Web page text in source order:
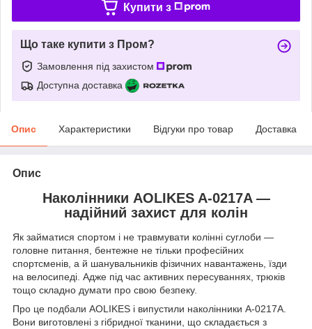
Купити з
Що таке купити з Пром?
Замовлення під захистом
Доступна доставка
Опис Характеристики Відгуки про товар Доставка
Опис
Наколінники AOLIKES A-0217A —
надійний захист для колін
Як займатися спортом і не травмувати колінні суглоби —
головне питання, бентежне не тільки професійних
спортсменів, а й шанувальників фізичних навантажень, їзди
на велосипеді. Адже під час активних пересуваннях, трюків
тощо складно думати про свою безпеку.
Про це подбали AOLIKES і випустили наколінники A-0217A.
Вони виготовлені з гібридної тканини, що складається з